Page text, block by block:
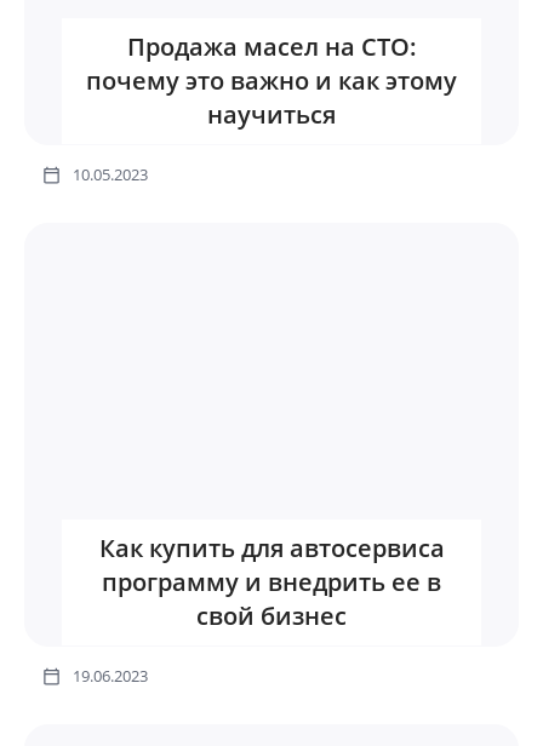
Продажа масел на СТО:
почему это важно и как этому
научиться
10.05.2023
Как купить для автосервиса
программу и внедрить ее в
свой бизнес
19.06.2023